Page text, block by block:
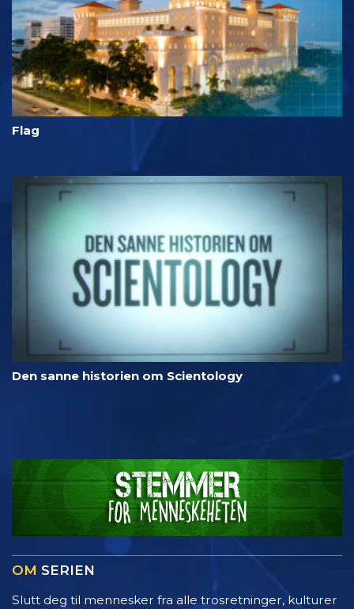
Flag
Den sanne historien om Scientology
OM SERIEN
Slutt deg til mennesker fra alle trosretninger, kulturer